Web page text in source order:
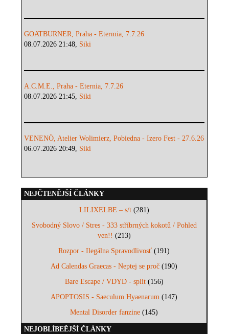
GOATBURNER, Praha - Etermia, 7.7.26
08.07.2026 21:48, Siki
A.C.M.E., Praha - Eternia, 7.7.26
08.07.2026 21:45, Siki
VENENÖ, Atelier Wolimierz, Pobiedna - Izero Fest - 27.6.26
06.07.2026 20:49, Siki
NEJČTENĚJŠÍ ČLÁNKY
LILIXELBE – s/t(281)
Svobodný Slovo / Stres - 333 stříbrných kokotů / Pohled
ven!! (213)
Rozpor - Ilegálna Spravodlivosť (191)
Ad Calendas Graecas - Neptej se proč (190)
Bare Escape / VDYD - split(156)
APOPTOSIS - Saeculum Hyaenarum (147)
Mental Disorder fanzine (145)
NEJOBLÍBEĚJŠÍ ČLÁNKY